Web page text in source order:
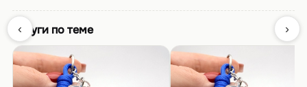
Гравировка Гравировка